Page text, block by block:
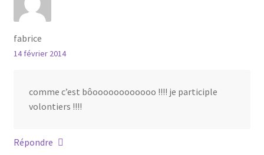
fabrice
14 février 2014
comme c’est bôoooooooooooo !!!! je participle
volontiers !!!!
Répondre